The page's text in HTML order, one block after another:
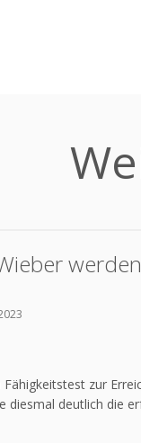
zur
diesmal deutlich die